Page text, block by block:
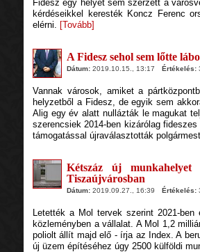
Fidesz egy helyet sem szerzett a
kérdéseikkel keresték Koncz Ferenc
elérni. [Tovább]
A Fidesz sehol sem lőtte
Dátum:2019.10.15., 13:17 Értékelés:
Vannak városok, amiket a
helyzetből a Fidesz, de egyik sem
Alig egy év alatt nullázták le magukat
szerencsiek 2014-ben kizárólag
támogatással újraválasztották
Kétszáz új
Tiszaújvárosban
Dátum:2019.09.27., 16:39 Értékelés:
Letették a Mol tervek szerint 2021-
közleményben a vállalat. A Mol 1,2
poliolt állít majd elő - írja az Index. A
új üzem építéséhez úgy 2500 külföldi